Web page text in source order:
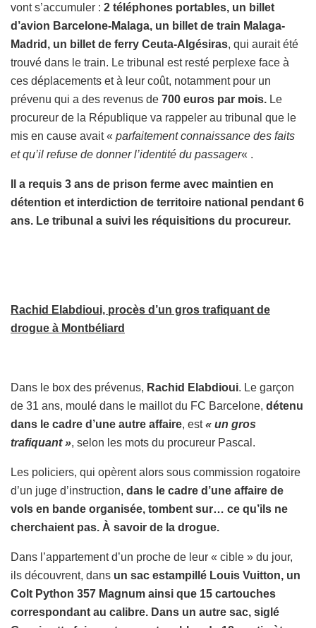
vont s’accumuler : 2 téléphones portables, un billet
d’avion Barcelone-Malaga, un billet de train Malaga-
Madrid, un billet de ferry Ceuta-Algésiras, qui aurait été
trouvé dans le train. Le tribunal est resté perplexe face à
ces déplacements et à leur coût, notamment pour un
prévenu qui a des revenus de 700 euros par mois. Le
procureur de la République va rappeler au tribunal que le
mis en cause avait « parfaitement connaissance des faits
et qu’il refuse de donner l’identité du passager« .
Il a requis 3 ans de prison ferme avec maintien en
détention et interdiction de territoire national pendant 6
ans. Le tribunal a suivi les réquisitions du procureur.
Rachid Elabdioui, procès d’un gros trafiquant de
drogue à Montbéliard
Dans le box des prévenus, Rachid Elabdioui. Le garçon
de 31 ans, moulé dans le maillot du FC Barcelone, détenu
dans le cadre d’une autre affaire, est« un gros
trafiquant », selon les mots du procureur Pascal.
Les policiers, qui opèrent alors sous commission rogatoire
d’un juge d’instruction, dans le cadre d’une affaire de
vols en bande organisée, tombent sur… ce qu’ils ne
cherchaient pas. À savoir de la drogue.
Dans l’appartement d’un proche de leur « cible » du jour,
ils découvrent, dans un sac estampillé Louis Vuitton, un
Colt Python 357 Magnum ainsi que 15 cartouches
correspondant au calibre. Dans un autre sac, siglé